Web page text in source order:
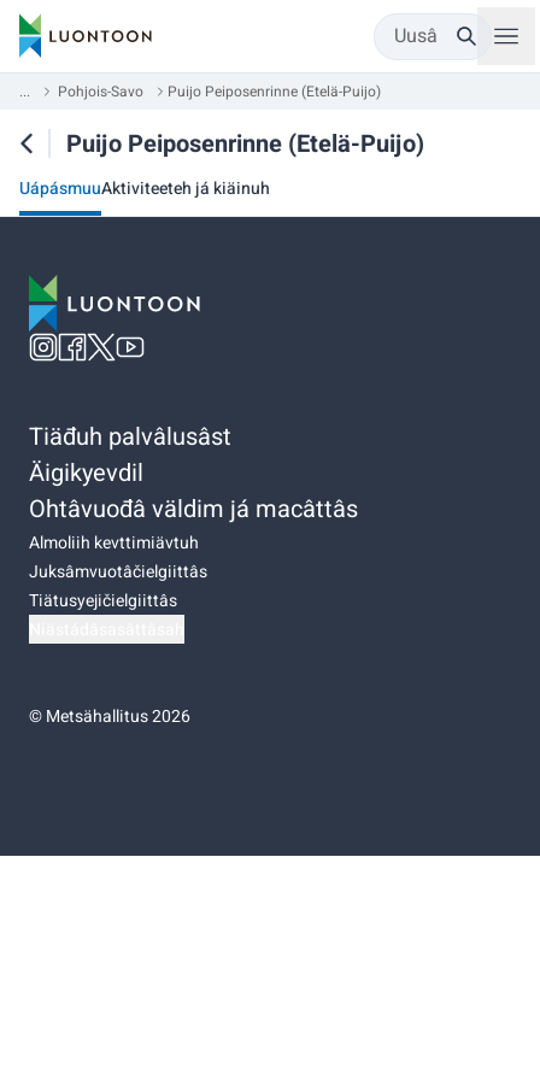
Uusâ
... Pohjois-Savo Puijo Peiposenrinne (Etelä-Puijo)
Puijo Peiposenrinne (Etelä-Puijo)
UápásmuuAktiviteeteh já kiäinuh
Tiäđuh palvâlusâst
Äigikyevdil
Ohtâvuođâ väldim já macâttâs
Almoliih kevttimiävtuh
Juksâmvuotâčielgiittâs
Tiätusyejičielgiittâs
©Metsähallitus 2026